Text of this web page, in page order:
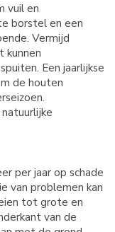
vuil en
borstel en een
Vermijd
kunnen
Een jaarlijkse
de houten
per jaar op schade
van problemen kan
tot grote en
van de